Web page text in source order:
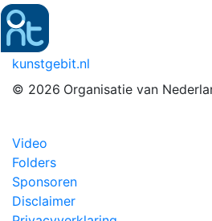
kunstgebit.nl
© 2026 Organisatie van
Video
Folders
Sponsoren
Disclaimer